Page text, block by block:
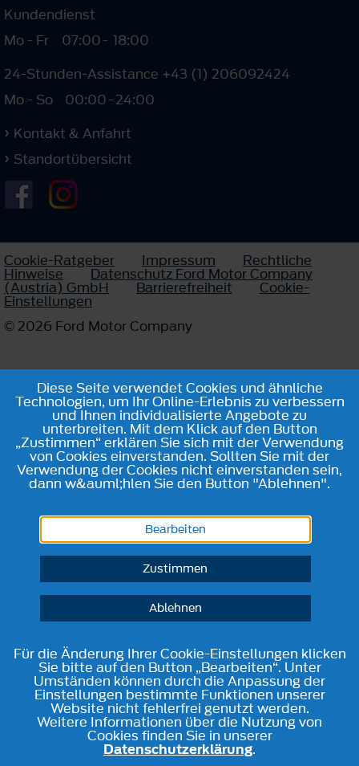
Kontakt
Kundendienst
Mo - Fr
07:00- 18:00
24-Stunden-Assistance +43 (1) 206092424
Mo - So
00:00-24:00
Kontakt & Anfahrt
Standortübersicht
Cookie-Ratgeber Impressum Rechtliche
Hinweise Datenschutz Ford Motor Company
(Austria) GmbH Barrierefreiheit Cookie-
Einstellungen
© 2026 Ford Motor Company
Diese Seite verwendet Cookies und ähnliche
Technologien, um Ihr Online-Erlebnis zu verbessern
und Ihnen individualisierte Angebote zu
unterbreiten. Mit dem Klick auf den Button
„Zustimmen“ erklären Sie sich mit der Verwendung
von Cookies einverstanden. Sollten Sie mit der
Verwendung der Cookies nicht einverstanden sein,
dann w&auml;hlen Sie den Button "Ablehnen".
Bearbeiten
Zustimmen
Ablehnen
Für die Änderung Ihrer Cookie-Einstellungen klicken
Sie bitte auf den Button „Bearbeiten“. Unter
Umständen können durch die Anpassung der
Einstellungen bestimmte Funktionen unserer
Website nicht fehlerfrei genutzt werden.
Weitere Informationen über die Nutzung von
Cookies finden Sie in unserer
Datenschutzerklärung.